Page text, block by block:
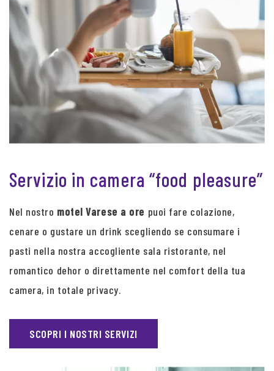
Servizio in camera “food pleasure”
Nel nostro motel Varese a ore puoi fare colazione,
cenare o gustare un drink scegliendo se consumare i
pasti nella nostra accogliente sala ristorante, nel
romantico dehor o direttamente nel comfort della tua
camera, in totale privacy.
SCOPRI I NOSTRI SERVIZI